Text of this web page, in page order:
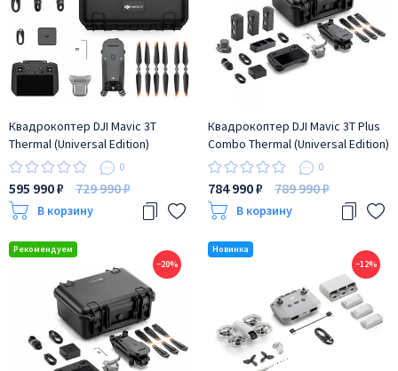
Квадрокоптер DJI Mavic 3T
Thermal (Universal Edition)
0
595 990 ₽ 729 990 ₽
В корзину
Квадрокоптер DJI Mavic 3T Plus
Combo Thermal (Universal Edition)
0
784 990 ₽ 789 990 ₽
В корзину
−20% −12%